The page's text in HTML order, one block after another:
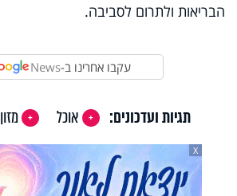
הבריאות ולתרום לסביבה.
עקבו אחרינו ב-News
תגיות ועדכונים: אוכל מזון
X